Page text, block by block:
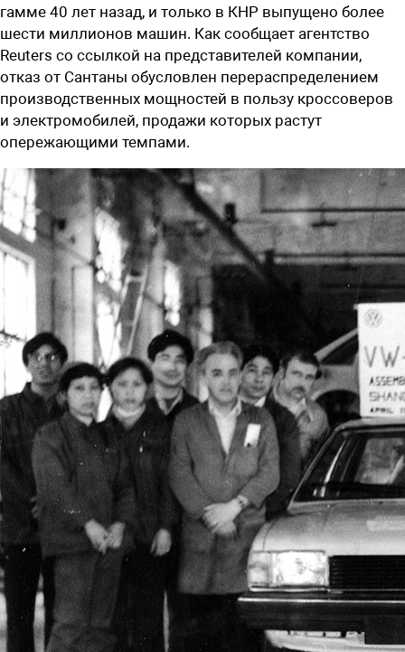
гамме 40 лет назад, и только в КНР выпущено более
шести миллионов машин. Как сообщает агентство
Reuters со ссылкой на представителей компании,
отказ от Сантаны обусловлен перераспределением
производственных мощностей в пользу кроссоверов
и электромобилей, продажи которых растут
опережающими темпами.